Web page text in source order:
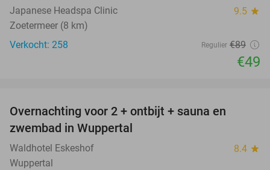
Japanese Headspa Clinic 9.5 star
Zoetermeer (8 km)
Verkocht: 258
Regulier €89
€49
Overnachting voor 2 + ontbijt + sauna en
zwembad in Wuppertal
Waldhotel Eskeshof 8.4 star
Wuppertal